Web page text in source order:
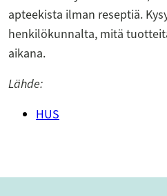
apteekista ilman reseptiä.
henkilökunnalta, mitä
aikana.
Lähde:
HUS